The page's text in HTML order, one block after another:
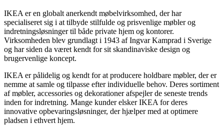
IKEA er en globalt anerkendt møbelvirksomhed, der har
specialiseret sig i at tilbyde stilfulde og prisvenlige møbler og
indretningsløsninger til både private hjem og kontorer.
Virksomheden blev grundlagt i 1943 af Ingvar Kamprad i Sverige
og har siden da været kendt for sit skandinaviske design og
brugervenlige koncept.
IKEA er pålidelig og kendt for at producere holdbare møbler, der er
nemme at samle og tilpasse efter individuelle behov. Deres sortiment
af møbler, accessories og dekorationer afspejler de seneste trends
inden for indretning. Mange kunder elsker IKEA for deres
innovative opbevaringsløsninger, der hjælper med at optimere
pladsen i ethvert hjem.